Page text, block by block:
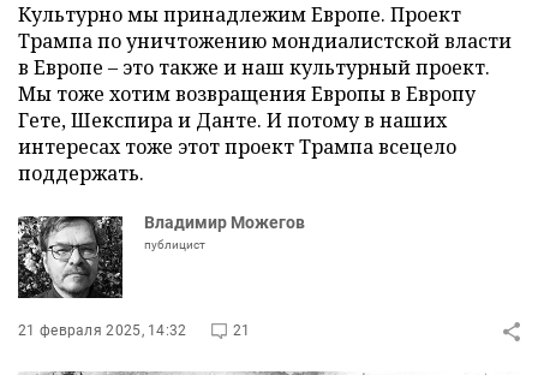
Культурно мы принадлежим Европе. Проект
Трампа по уничтожению мондиалистской власти
в Европе – это также и наш культурный проект.
Мы тоже хотим возвращения Европы в Европу
Гете, Шекспира и Данте. И потому в наших
интересах тоже этот проект Трампа всецело
поддержать.
Владимир Можегов
публицист
21 февраля 2025, 14:32 21